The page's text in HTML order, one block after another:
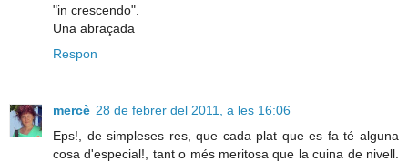
"in crescendo".
Una abraçada
Respon
mercè 28 de febrer del 2011, a les 16:06
Eps!, de simpleses res, que cada plat que es fa té alguna
cosa d'especial!, tant o més meritosa que la cuina de nivell.